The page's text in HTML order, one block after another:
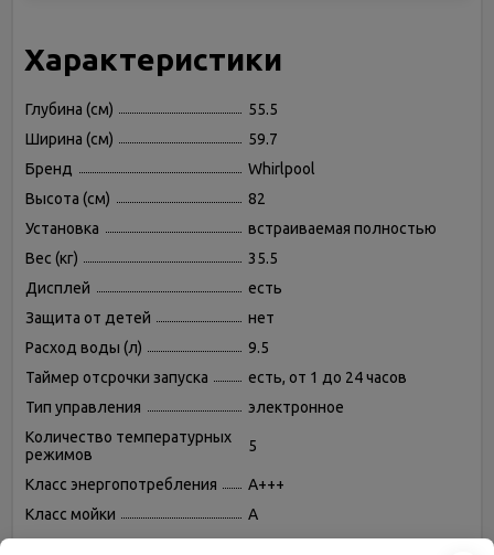
Характеристики
Глубина (см)
55.5
Ширина (см)
59.7
Бренд
Whirlpool
Высота (см)
82
Установка
встраиваемая полностью
Вес (кг)
35.5
Дисплей
есть
Защита от детей
нет
Расход воды (л)
9.5
Таймер отсрочки запуска
есть, от 1 до 24 часов
Тип управления
электронное
Количество температурных
режимов
5
Класс энергопотребления
A+++
Класс мойки
A
Использование средств 3 в 1 есть